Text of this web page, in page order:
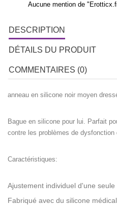
Aucune mention de
DESCRIPTION
DÉTAILS DU PRODUIT
COMMENTAIRES (0)
anneau en silicone noir moyen
Bague en silicone pour lui. Parfait
contre les problèmes de dysfonction
Caractéristiques:
Ajustement individuel d'une
Fabriqué avec du silicone